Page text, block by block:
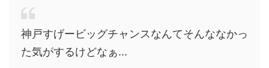
神戸すげービッグチャンスなんてそんななかっ
た気がするけどなぁ...